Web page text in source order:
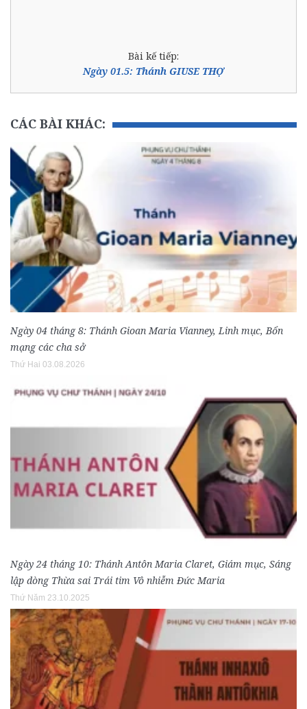
Bài kế tiếp:
Ngày 01.5: Thánh GIUSE THỢ
CÁC BÀI KHÁC:
Ngày 04 tháng 8: Thánh Gioan Maria Vianney, Linh mục, Bổn
mạng các cha sở
Thứ Hai 03.08.2026
Ngày 24 tháng 10: Thánh Antôn Maria Claret, Giám mục, Sáng
lập dòng Thừa sai Trái tim Vô nhiễm Đức Maria
Thứ Năm 23.10.2025